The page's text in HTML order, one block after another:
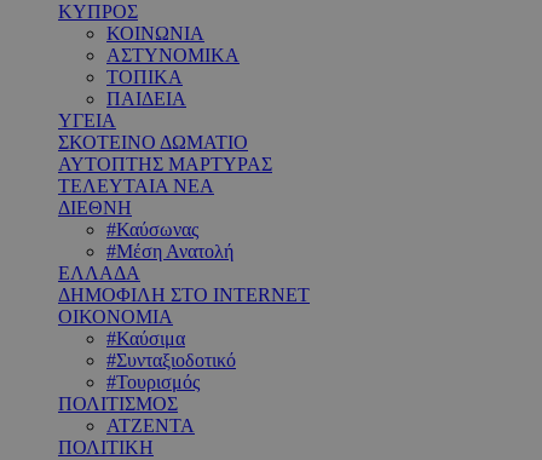
ΚΥΠΡΟΣ
ΚΟΙΝΩΝΙΑ
ΑΣΤΥΝΟΜΙΚΑ
ΤΟΠΙΚΑ
ΠΑΙΔΕΙΑ
ΥΓΕΙΑ
ΣΚΟΤΕΙΝΟ ΔΩΜΑΤΙΟ
ΑΥΤΟΠΤΗΣ ΜΑΡΤΥΡΑΣ
ΤΕΛΕΥΤΑΙΑ ΝΕΑ
ΔΙΕΘΝΗ
#Καύσωνας
#Μέση Ανατολή
ΕΛΛΑΔΑ
ΔΗΜΟΦΙΛΗ ΣΤΟ INTERNET
ΟΙΚΟΝΟΜΙΑ
#Καύσιμα
#Συνταξιοδοτικό
#Τουρισμός
ΠΟΛΙΤΙΣΜΟΣ
ΑΤΖΕΝΤΑ
ΠΟΛΙΤΙΚΗ